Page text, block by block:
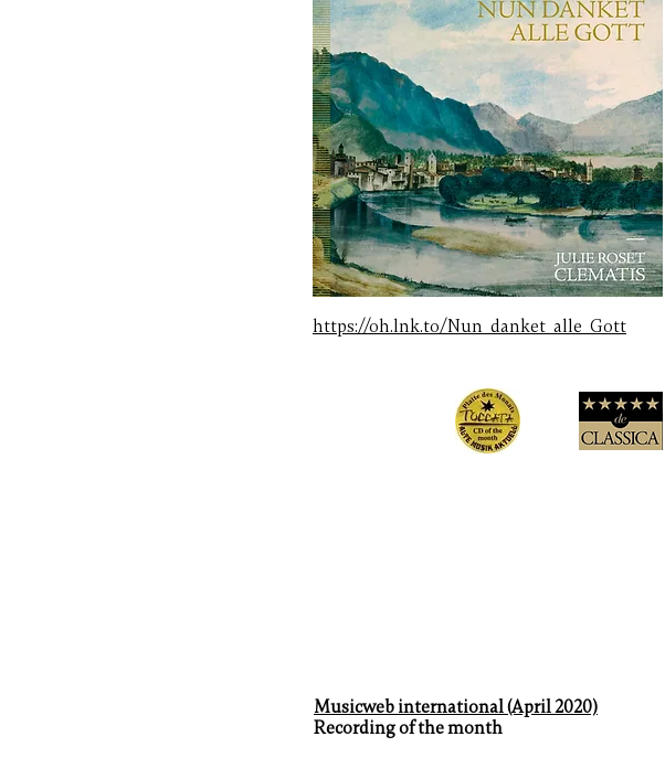
https://oh.lnk.to/Nun_danket_alle_Gott
Musicweb international (April 2020)
Recording of the month